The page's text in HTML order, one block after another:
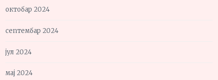
октобар 2024
септембар 2024
јул 2024
мај 2024